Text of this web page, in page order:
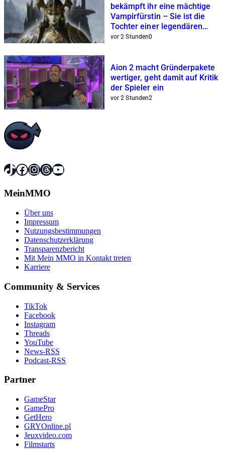
bekämpft ihr eine mächtige
Vampirfürstin – Sie ist die
Tochter einer legendären
Magierin
vor 2 Stunden0
Aion 2 macht Gründerpakete
wertiger, geht damit auf Kritik
der Spieler ein
vor 2 Stunden2
TikTok
Facebook
Instagram
Threads
YouTube
MeinMMO
Über uns
Impressum
Nutzungsbestimmungen
Datenschutzerklärung
Transparenzbericht
Mit Mein MMO in Kontakt treten
Karriere
Community & Services
TikTok
Facebook
Instagram
Threads
YouTube
News-RSS
Podcast-RSS
Partner
GameStar
GamePro
GetHero
GRYOnline.pl
Jeuxvideo.com
Filmstarts